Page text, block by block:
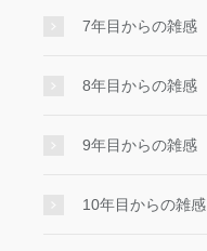
7年目からの雑感
8年目からの雑感
9年目からの雑感
10年目からの雑感